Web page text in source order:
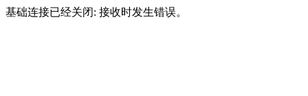
基础连接已经关闭: 接收时发生错误。